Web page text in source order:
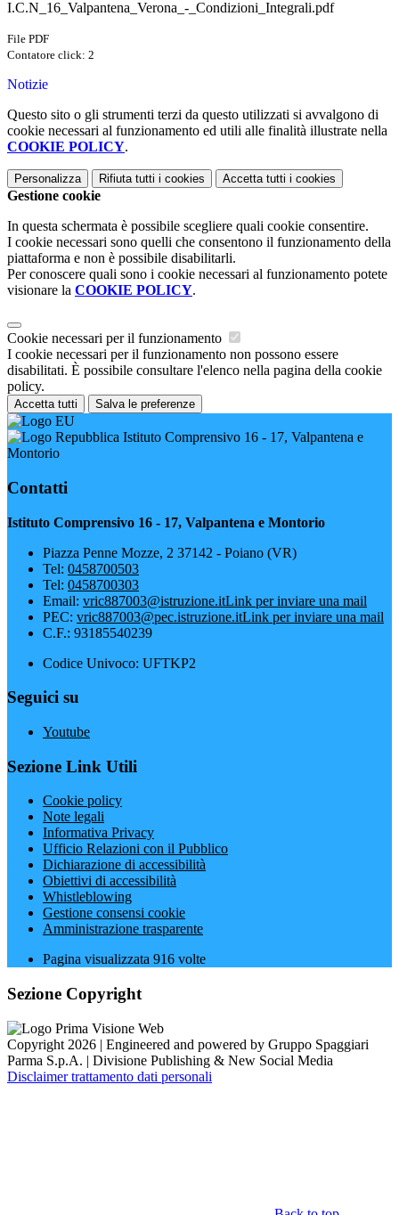
I.C.N_16_Valpantena_Verona_-_Condizioni_Integrali.pdf
File PDF
Contatore click: 2
Notizie
Questo sito o gli strumenti terzi da questo utilizzati si avvalgono di
cookie necessari al funzionamento ed utili alle finalità illustrate nella
COOKIE POLICY.
Personalizza Rifiuta tutti i cookies Accetta tutti i cookies
Gestione cookie
In questa schermata è possibile scegliere quali cookie consentire.
I cookie necessari sono quelli che consentono il funzionamento della
piattaforma e non è possibile disabilitarli.
Per conoscere quali sono i cookie necessari al funzionamento potete
visionare la COOKIE POLICY.
Cookie necessari per il funzionamento
I cookie necessari per il funzionamento non possono essere
disabilitati. È possibile consultare l'elenco nella pagina della cookie
policy.
Accetta tutti Salva le preferenze
Istituto Comprensivo 16 - 17, Valpantena e
Montorio
Contatti
Istituto Comprensivo 16 - 17, Valpantena e Montorio
Piazza Penne Mozze, 2 37142 - Poiano (VR)
Tel: 0458700503
Tel: 0458700303
Email: vric887003@istruzione.itLink per inviare una mail
PEC: vric887003@pec.istruzione.itLink per inviare una mail
C.F.: 93185540239
Codice Univoco: UFTKP2
Seguici su
Youtube
Sezione Link Utili
Cookie policy
Note legali
Informativa Privacy
Ufficio Relazioni con il Pubblico
Dichiarazione di accessibilità
Obiettivi di accessibilità
Whistleblowing
Gestione consensi cookie
Amministrazione trasparente
Pagina visualizzata 916 volte
Sezione Copyright
Copyright 2026 | Engineered and powered by Gruppo Spaggiari
Parma S.p.A. | Divisione Publishing & New Social Media
Disclaimer trattamento dati personali